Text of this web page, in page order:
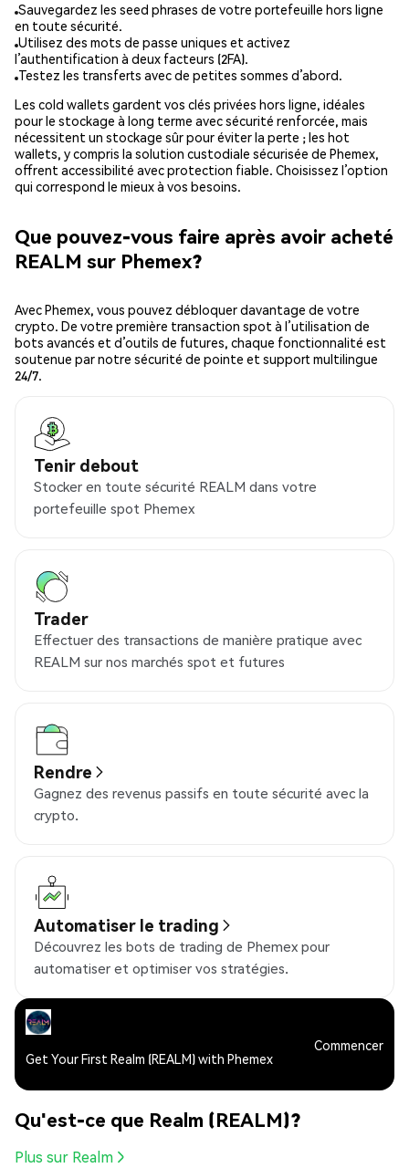
Sauvegardez les seed phrases de votre portefeuille hors ligne
en toute sécurité.
Utilisez des mots de passe uniques et activez
l’authentification à deux facteurs (2FA).
Testez les transferts avec de petites sommes d’abord.
Les cold wallets gardent vos clés privées hors ligne, idéales
pour le stockage à long terme avec sécurité renforcée, mais
nécessitent un stockage sûr pour éviter la perte ; les hot
wallets, y compris la solution custodiale sécurisée de Phemex,
offrent accessibilité avec protection fiable. Choisissez l’option
qui correspond le mieux à vos besoins.
Que pouvez-vous faire après avoir acheté
REALM sur Phemex?
Avec Phemex, vous pouvez débloquer davantage de votre
crypto. De votre première transaction spot à l’utilisation de
bots avancés et d’outils de futures, chaque fonctionnalité est
soutenue par notre sécurité de pointe et support multilingue
24/7.
Tenir debout
Stocker en toute sécurité REALM dans votre
portefeuille spot Phemex
Trader
Effectuer des transactions de manière pratique avec
REALM sur nos marchés spot et futures
Rendre
Gagnez des revenus passifs en toute sécurité avec la
crypto.
Automatiser le trading
Découvrez les bots de trading de Phemex pour
automatiser et optimiser vos stratégies.
Get Your First Realm (REALM) with Phemex
Commencer
Qu'est-ce que Realm (REALM)?
Plus sur Realm